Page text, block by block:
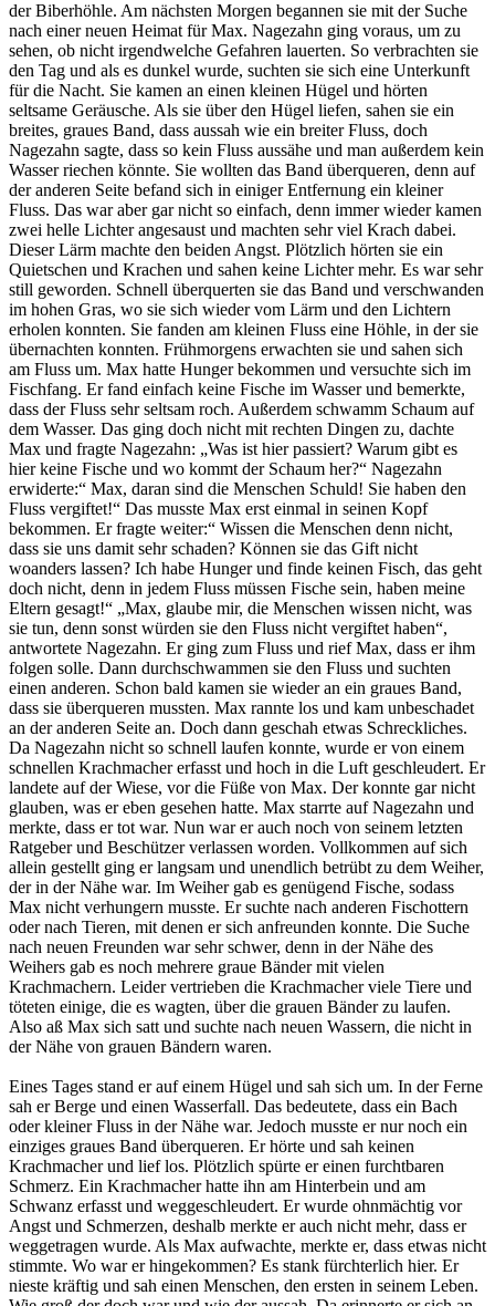
der Biberhöhle. Am nächsten Morgen begannen sie mit der Suche
nach einer neuen Heimat für Max. Nagezahn ging voraus, um zu
sehen, ob nicht irgendwelche Gefahren lauerten. So verbrachten sie
den Tag und als es dunkel wurde, suchten sie sich eine Unterkunft
für die Nacht. Sie kamen an einen kleinen Hügel und hörten
seltsame Geräusche. Als sie über den Hügel liefen, sahen sie ein
breites, graues Band, dass aussah wie ein breiter Fluss, doch
Nagezahn sagte, dass so kein Fluss aussähe und man außerdem kein
Wasser riechen könnte. Sie wollten das Band überqueren, denn auf
der anderen Seite befand sich in einiger Entfernung ein kleiner
Fluss. Das war aber gar nicht so einfach, denn immer wieder kamen
zwei helle Lichter angesaust und machten sehr viel Krach dabei.
Dieser Lärm machte den beiden Angst. Plötzlich hörten sie ein
Quietschen und Krachen und sahen keine Lichter mehr. Es war sehr
still geworden. Schnell überquerten sie das Band und verschwanden
im hohen Gras, wo sie sich wieder vom Lärm und den Lichtern
erholen konnten. Sie fanden am kleinen Fluss eine Höhle, in der sie
übernachten konnten. Frühmorgens erwachten sie und sahen sich
am Fluss um. Max hatte Hunger bekommen und versuchte sich im
Fischfang. Er fand einfach keine Fische im Wasser und bemerkte,
dass der Fluss sehr seltsam roch. Außerdem schwamm Schaum auf
dem Wasser. Das ging doch nicht mit rechten Dingen zu, dachte
Max und fragte Nagezahn: „Was ist hier passiert? Warum gibt es
hier keine Fische und wo kommt der Schaum her?“ Nagezahn
erwiderte:“ Max, daran sind die Menschen Schuld! Sie haben den
Fluss vergiftet!“ Das musste Max erst einmal in seinen Kopf
bekommen. Er fragte weiter:“ Wissen die Menschen denn nicht,
dass sie uns damit sehr schaden? Können sie das Gift nicht
woanders lassen? Ich habe Hunger und finde keinen Fisch, das geht
doch nicht, denn in jedem Fluss müssen Fische sein, haben meine
Eltern gesagt!“ „Max, glaube mir, die Menschen wissen nicht, was
sie tun, denn sonst würden sie den Fluss nicht vergiftet haben“,
antwortete Nagezahn. Er ging zum Fluss und rief Max, dass er ihm
folgen solle. Dann durchschwammen sie den Fluss und suchten
einen anderen. Schon bald kamen sie wieder an ein graues Band,
dass sie überqueren mussten. Max rannte los und kam unbeschadet
an der anderen Seite an. Doch dann geschah etwas Schreckliches.
Da Nagezahn nicht so schnell laufen konnte, wurde er von einem
schnellen Krachmacher erfasst und hoch in die Luft geschleudert. Er
landete auf der Wiese, vor die Füße von Max. Der konnte gar nicht
glauben, was er eben gesehen hatte. Max starrte auf Nagezahn und
merkte, dass er tot war. Nun war er auch noch von seinem letzten
Ratgeber und Beschützer verlassen worden. Vollkommen auf sich
allein gestellt ging er langsam und unendlich betrübt zu dem Weiher,
der in der Nähe war. Im Weiher gab es genügend Fische, sodass
Max nicht verhungern musste. Er suchte nach anderen Fischottern
oder nach Tieren, mit denen er sich anfreunden konnte. Die Suche
nach neuen Freunden war sehr schwer, denn in der Nähe des
Weihers gab es noch mehrere graue Bänder mit vielen
Krachmachern. Leider vertrieben die Krachmacher viele Tiere und
töteten einige, die es wagten, über die grauen Bänder zu laufen.
Also aß Max sich satt und suchte nach neuen Wassern, die nicht in
der Nähe von grauen Bändern waren.
Eines Tages stand er auf einem Hügel und sah sich um. In der Ferne
sah er Berge und einen Wasserfall. Das bedeutete, dass ein Bach
oder kleiner Fluss in der Nähe war. Jedoch musste er nur noch ein
einziges graues Band überqueren. Er hörte und sah keinen
Krachmacher und lief los. Plötzlich spürte er einen furchtbaren
Schmerz. Ein Krachmacher hatte ihn am Hinterbein und am
Schwanz erfasst und weggeschleudert. Er wurde ohnmächtig vor
Angst und Schmerzen, deshalb merkte er auch nicht mehr, dass er
weggetragen wurde. Als Max aufwachte, merkte er, dass etwas nicht
stimmte. Wo war er hingekommen? Es stank fürchterlich hier. Er
nieste kräftig und sah einen Menschen, den ersten in seinem Leben.